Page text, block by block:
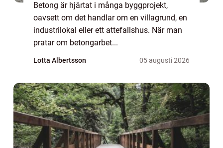
Betong är hjärtat i många byggprojekt,
oavsett om det handlar om en villagrund, en
industrilokal eller ett attefallshus. När man
pratar om betongarbet...
Lotta Albertsson 05 augusti 2026